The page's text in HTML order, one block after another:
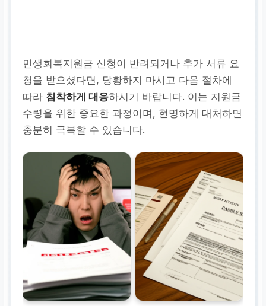
민생회복지원금 신청이 반려되거나 추가 서류 요
청을 받으셨다면, 당황하지 마시고 다음 절차에
따라 침착하게 대응하시기 바랍니다. 이는 지원금
수령을 위한 중요한 과정이며, 현명하게 대처하면
충분히 극복할 수 있습니다.